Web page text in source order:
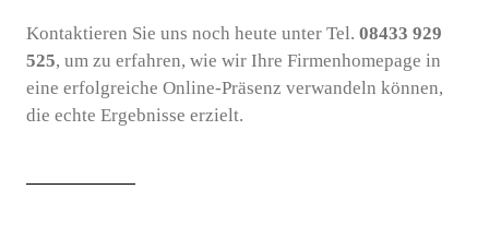
Kontaktieren Sie uns noch heute unter Tel. 08433 929
525, um zu erfahren, wie wir Ihre Firmenhomepage in
eine erfolgreiche Online-Präsenz verwandeln können,
die echte Ergebnisse erzielt.